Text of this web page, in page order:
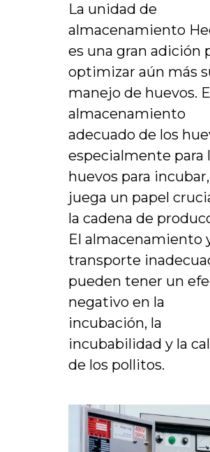
La unidad de
almacenamiento
es una gran adición
optimizar aún más
manejo de huevos.
almacenamiento
adecuado de los
especialmente para
huevos para incubar,
juega un papel
la cadena de
El almacenamiento
transporte
pueden tener un
negativo en la
incubación, la
incubabilidad y la
de los pollitos.